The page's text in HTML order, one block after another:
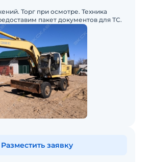
Торг при осмотре. Техника
пакет документов для ТС.
Разместить заявку